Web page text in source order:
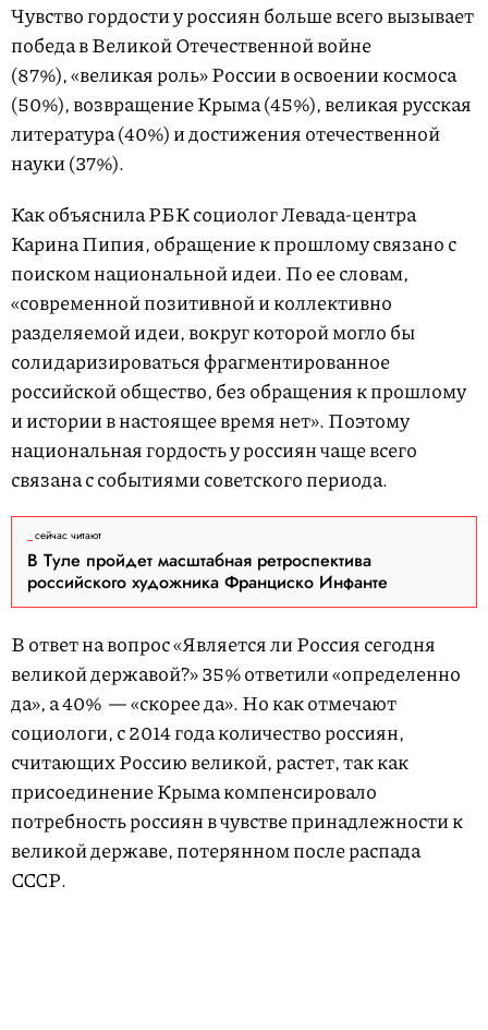
Чувство гордости у россиян больше всего вызывает
победа в Великой Отечественной войне
(87%), «великая роль» России в освоении космоса
(50%), возвращение Крыма (45%), великая русская
литература (40%) и достижения отечественной
науки (37%).
Как объяснила РБК социолог Левада-центра
Карина Пипия, обращение к прошлому связано с
поиском национальной идеи. По ее словам,
«современной позитивной и коллективно
разделяемой идеи, вокруг которой могло бы
солидаризироваться фрагментированное
российской общество, без обращения к прошлому
и истории в настоящее время нет». Поэтому
национальная гордость у россиян чаще всего
связана с событиями советского периода.
сейчас читают
В Туле пройдет масштабная ретроспектива
российского художника Франциско Инфанте
В ответ на вопрос «Является ли Россия сегодня
великой державой?» 35% ответили «определенно
да», а 40% — «скорее да». Но как отмечают
социологи, с 2014 года количество россиян,
считающих Россию великой, растет, так как
присоединение Крыма компенсировало
потребность россиян в чувстве принадлежности к
великой державе, потерянном после распада
СССР.